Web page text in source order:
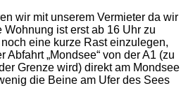
wir mit unserem Vermieter da wir
ist erst ab 16 Uhr zu
eine kurze Rast einzulegen,
„Mondsee“ von der A1 (zu
Grenze wird) direkt am Mondsee
die Beine am Ufer des Sees